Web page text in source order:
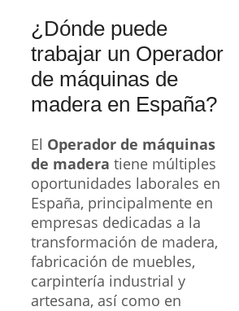
¿Dónde puede
trabajar un Operador
de máquinas de
madera en España?
El Operador de máquinas
de madera tiene múltiples
oportunidades laborales en
España, principalmente en
empresas dedicadas a la
transformación de madera,
fabricación de muebles,
carpintería industrial y
artesana, así como en